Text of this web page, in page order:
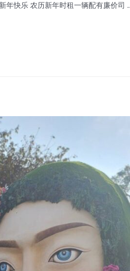
快乐 农历新年时租一辆配有廉价司